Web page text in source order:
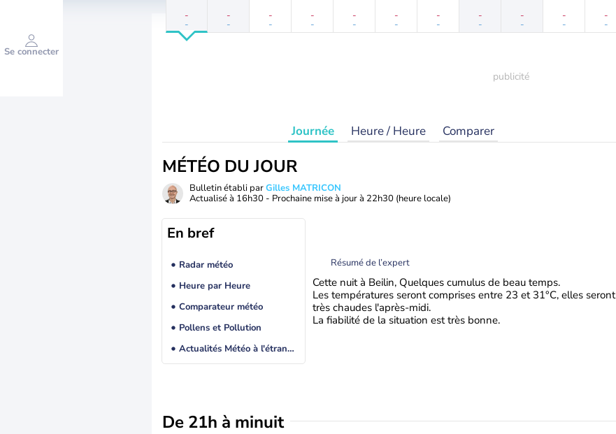
Se connecter
-
-
-
-
-
-
-
-
-
-
-
-
-
-
-
-
-
-
-
-
-
-
Journée Heure / Heure Comparer
MÉTÉO DU JOUR
Bulletin établi parGilles MATRICON
Actualisé à 16h30 - Prochaine mise à jour à 22h30 (heure locale)
En bref
Radar météo
Heure par Heure
Comparateur météo
Pollens et Pollution
Actualités Météo à l'étranger
Résumé de l’expert
Cette nuit à Beilin, Quelques cumulus de beau temps.
Les températures seront comprises entre 23 et 31°C, elles seront
très chaudes l'après-midi.
La fiabilité de la situation est très bonne.
De 21h à minuit